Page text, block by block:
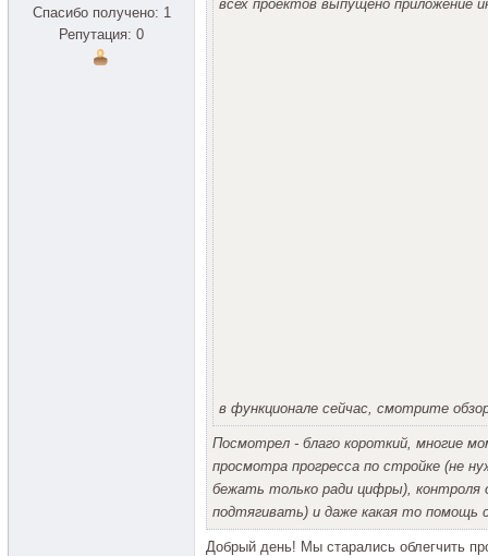
Спасибо получено: 1
Репутация: 0
всех проектов выпущено приложение
в функционале сейчас, смотрите
Посмотрел - благо короткий, многие
просмотра прогресса по стройке (не
бежать только ради цифры),
подтягивать) и даже какая то помощь
Добрый день! Мы старались облегчить